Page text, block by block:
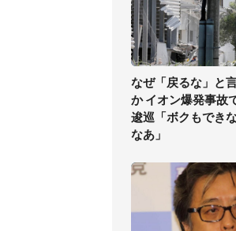
なぜ「戻るな」と
か イオン爆発事故
逡巡「ボクもでき
なあ」